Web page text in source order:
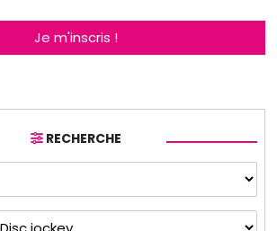
Je m'inscris !
RECHERCHE